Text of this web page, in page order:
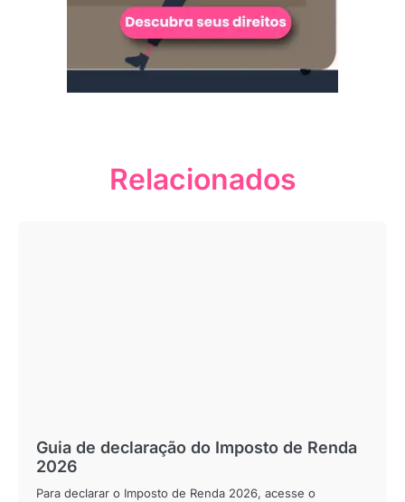
Relacionados
Guia de declaração do Imposto de Renda
2026
Para declarar o Imposto de Renda 2026, acesse o